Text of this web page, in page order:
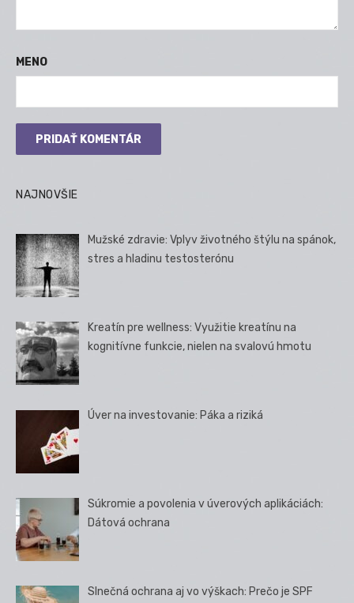
MENO
NAJNOVŠIE
Mužské zdravie: Vplyv životného štýlu na spánok,
stres a hladinu testosterónu
Kreatín pre wellness: Využitie kreatínu na
kognitívne funkcie, nielen na svalovú hmotu
Úver na investovanie: Páka a riziká
Súkromie a povolenia v úverových aplikáciách:
Dátová ochrana
Slnečná ochrana aj vo výškach: Prečo je SPF